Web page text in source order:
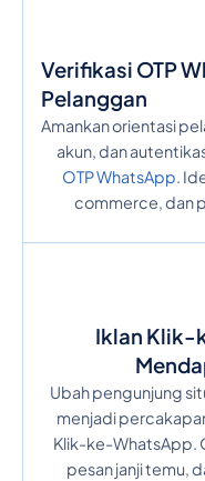
Verifikasi OTP
Pelanggan
Amankan orientasi
akun, dan
OTP WhatsApp.
commerce, dan
Iklan Klik-
Ubah pengunjung
menjadi
Klik-ke-WhatsApp.
pesan janji temu,